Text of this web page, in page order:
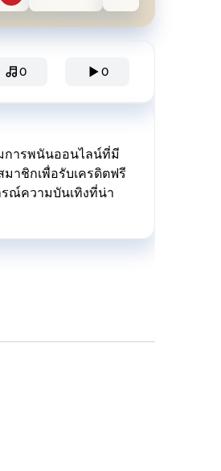
0 0
การพนันออนไลน์ที่มี
าชิกเพื่อรับเครดิตฟรี
ณ์ความบันเทิงที่น่า